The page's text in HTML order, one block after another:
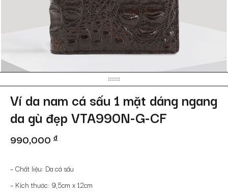
Ví da nam cá sấu 1 mặt dáng ngang
da gù đẹp VTA990N-G-CF
990,000 đ
– Chất liệu: Da cá sấu
– Kích thước: 9,5cm x 12cm